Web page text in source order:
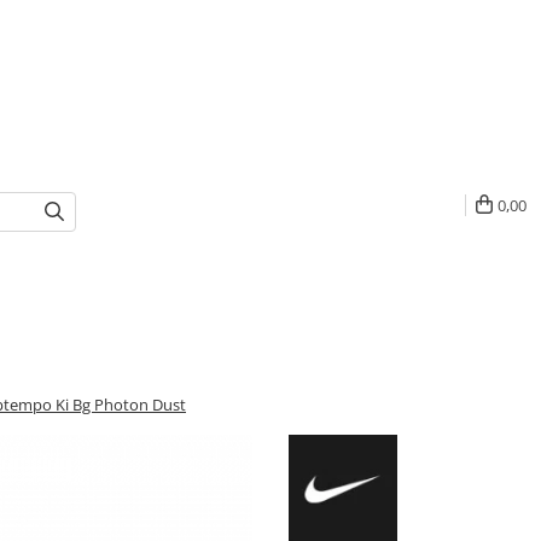
0,00
Ki Bg Photon Dust